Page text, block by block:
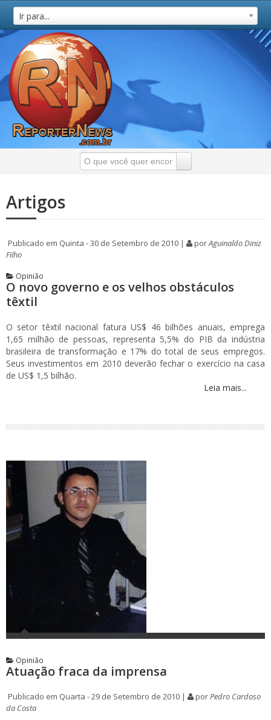
Ir para...
Artigos
Publicado em Quinta - 30 de Setembro de 2010 | porAguinaldo Diniz
Filho
Opinião
O novo governo e os velhos obstáculos
têxtil
O setor têxtil nacional fatura US$ 46 bilhões anuais, emprega
1,65 milhão de pessoas, representa 5,5% do PIB da indústria
brasileira de transformação e 17% do total de seus empregos.
Seus investimentos em 2010 deverão fechar o exercício na casa
de US$ 1,5 bilhão.
Leia mais...
Opinião
Atuação fraca da imprensa
Publicado em Quarta - 29 de Setembro de 2010 | porPedro Cardoso
da Costa